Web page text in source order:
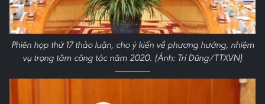
Phiên họp thứ 17 thảo luận, cho ý kiến về phương hướng, nhiệm
vụ trọng tâm công tác năm 2020. (Ảnh: Trí Dũng/TTXVN)